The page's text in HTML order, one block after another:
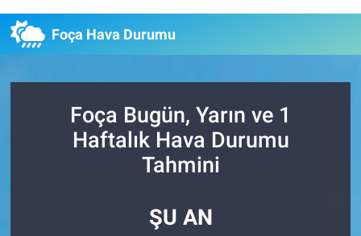
Foça Hava Durumu
Foça Bugün, Yarın ve 1
Haftalık Hava Durumu
Tahmini
ŞU AN